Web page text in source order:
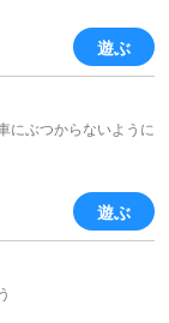
遊ぶ
にぶつからないように
遊ぶ